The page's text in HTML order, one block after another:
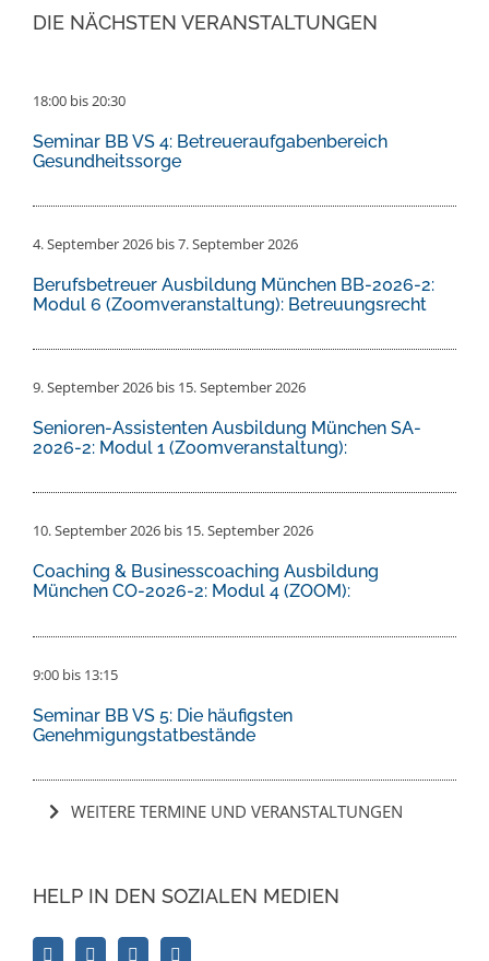
DIE NÄCHSTEN VERANSTALTUNGEN
18:00 bis20:30
Seminar BB VS 4: Betreueraufgabenbereich
Gesundheitssorge
4. September 2026 bis7. September 2026
Berufsbetreuer Ausbildung München BB-2026-2:
Modul 6 (Zoomveranstaltung): Betreuungsrecht
9. September 2026 bis 15. September 2026
Senioren-Assistenten Ausbildung München SA-
2026-2: Modul 1 (Zoomveranstaltung):
10. September 2026 bis 15. September 2026
Coaching & Businesscoaching Ausbildung
München CO-2026-2: Modul 4 (ZOOM):
9:00 bis 13:15
Seminar BB VS 5: Die häufigsten
Genehmigungstatbestände
WEITERE TERMINE UND VERANSTALTUNGEN
HELP IN DEN SOZIALEN MEDIEN